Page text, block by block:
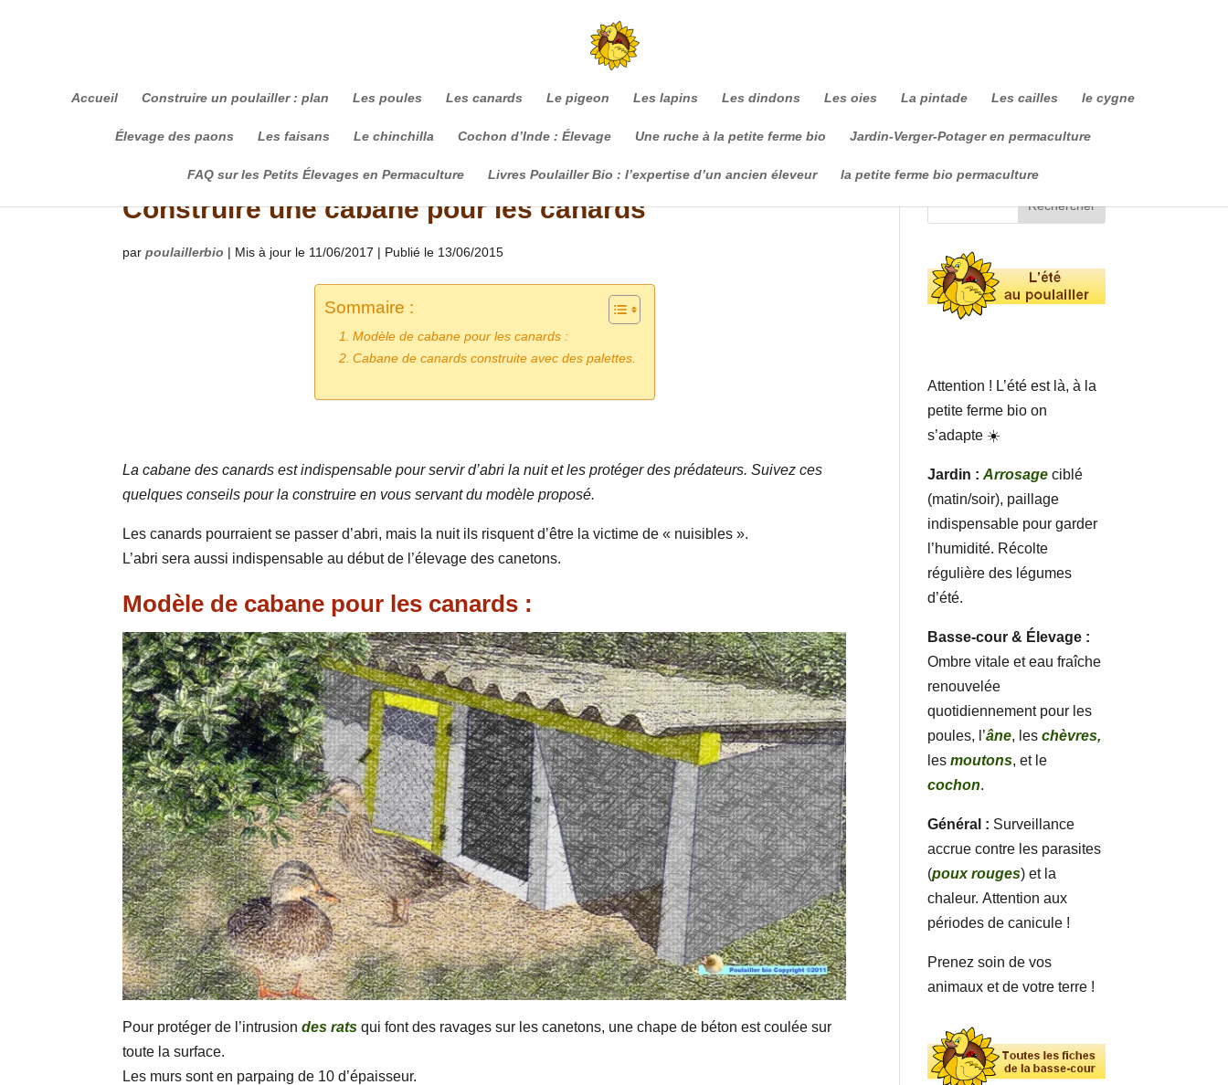
Accueil Construire un poulailler : plan Les poules Les canards Le pigeon Les lapins Les dindons Les oies La pintade Les cailles le cygne
Élevage des paons Les faisans Le chinchilla Cochon d’Inde : Élevage Une ruche à la petite ferme bio Jardin-Verger-Potager en permaculture
FAQ sur les Petits Élevages en Permaculture Livres Poulailler Bio : l’expertise d’un ancien éleveur la petite ferme bio permaculture
Construire une cabane pour les canards
parpoulaillerbio | Mis à jour le 11/06/2017 | Publié le 13/06/2015
Sommaire :
Modèle de cabane pour les canards :
Cabane de canards construite avec des palettes.
La cabane des canards est indispensable pour servir d’abri la nuit et les protéger des prédateurs. Suivez ces
quelques conseils pour la construire en vous servant du modèle proposé.
Les canards pourraient se passer d’abri, mais la nuit ils risquent d’être la victime de « nuisibles ».
L’abri sera aussi indispensable au début de l’élevage des canetons.
Modèle de cabane pour les canards :
Pour protéger de l’intrusiondes rats qui font des ravages sur les canetons, une chape de béton est coulée sur
toute la surface.
Les murs sont en parpaing de 10 d’épaisseur.
Attention ! L’été est là, à la
petite ferme bio on
s’adapte ☀️
Jardin : Arrosage ciblé
(matin/soir), paillage
indispensable pour garder
l’humidité. Récolte
régulière des légumes
d’été.
Basse-cour & Élevage :
Ombre vitale et eau fraîche
renouvelée
quotidiennement pour les
poules, l’âne, leschèvres,
lesmoutons, et le
cochon.
Général : Surveillance
accrue contre les parasites
(poux rouges) et la
chaleur. Attention aux
périodes de canicule !
Prenez soin de vos
animaux et de votre terre !